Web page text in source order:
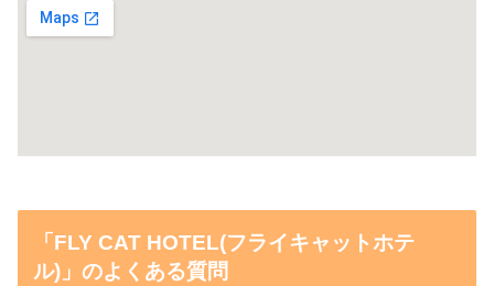
「FLY CAT HOTEL(フライキャットホテ
ル)」のよくある質問